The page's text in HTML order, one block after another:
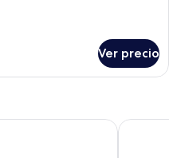
Ver precio